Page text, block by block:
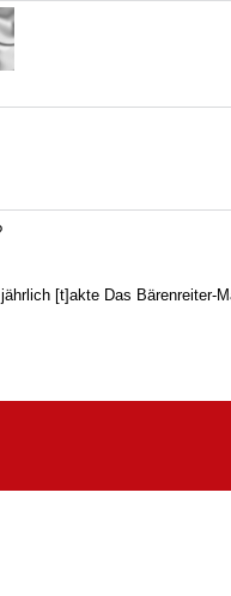
[t]akte Das Bärenreiter-